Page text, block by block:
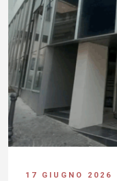
17 GIUGNO 2026